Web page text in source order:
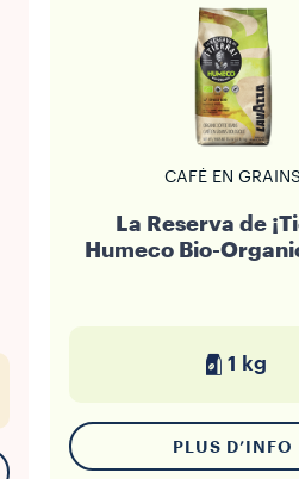
CAFÉ EN GRAINS
La Reserva de
Humeco Bio-
1 kg
PLUS D’INFO